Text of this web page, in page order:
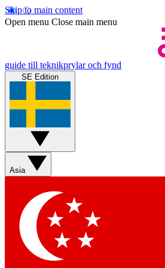
Skip to main content
Open menu Close main menu
guide till teknikprylar och fynd
SE Edition
Asia